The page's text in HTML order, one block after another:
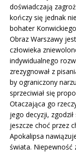
doświadczają
kończy się jednak
bohater
Obraz Warszawy
człowieka
indywidualnego
zrezygnował z
by ograniczony
sprzeciwiał się
Otaczająca go
jego decyzji,
jeszcze choć przez
Apokalipsa
świata. Niepewność